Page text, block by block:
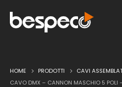
HOME PRODOTTI CAVI
CAVO DMX – CANNON MASCHIO 5 POLI